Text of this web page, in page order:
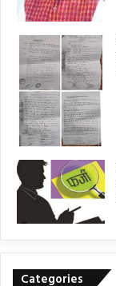
Categories